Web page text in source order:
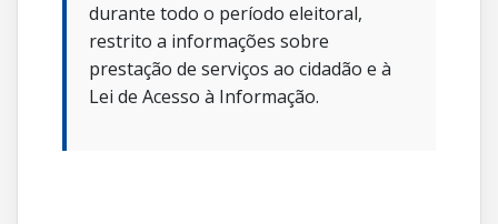
durante todo o período eleitoral,
restrito a informações sobre
prestação de serviços ao cidadão e à
Lei de Acesso à Informação.